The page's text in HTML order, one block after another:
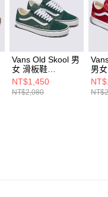
形
動。
Vans Old Skool 男
女 滑板鞋
VN000D7ZPRM
NT$1,450
NT$2,080
男